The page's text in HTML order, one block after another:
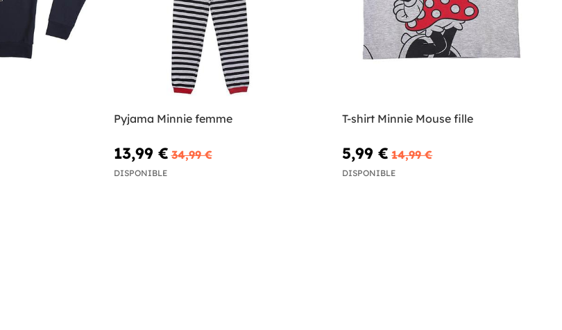
Pyjama Minnie femme
13,99 € 34,99 €
DISPONIBLE
T-shirt Minnie Mouse fille
5,99 € 14,99 €
DISPONIBLE